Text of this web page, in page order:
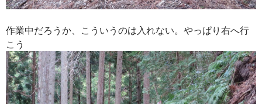
作業中だろうか、こういうのは入れない。やっぱり右へ行
こう